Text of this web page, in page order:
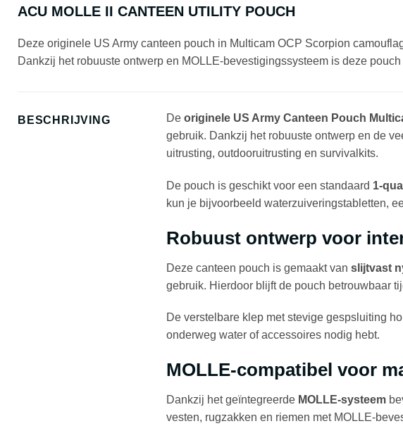
ACU MOLLE II CANTEEN UTILITY POUCH
Deze originele US Army canteen pouch in Multicam OCP Scorpion
Dankzij het robuuste ontwerp en MOLLE-bevestigingssysteem is deze
BESCHRIJVING De originele US Army Canteen Pouch
gebruik. Dankzij het robuuste ontwerp en de
uitrusting, outdooruitrusting en survivalkits.
De pouch is geschikt voor een standaard 1-
kun je bijvoorbeeld waterzuiveringstabletten,
Robuust ontwerp voor
Deze canteen pouch is gemaakt van slijtvast
gebruik. Hierdoor blijft de pouch betrouwbaar
De verstelbare klep met stevige gespsluiting
onderweg water of accessoires nodig hebt.
MOLLE-compatibel voor
Dankzij het geïntegreerde MOLLE-systeem
vesten, rugzakken en riemen met MOLLE-